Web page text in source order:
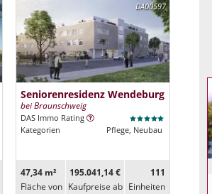
DA00597
Seniorenresidenz Wendeburg
bei Braunschweig
DAS Immo Rating
Kategorien
Pflege, Neubau
47,34 m²
Fläche von
195.041,14 €
Kaufpreise ab
111
Ein­heiten